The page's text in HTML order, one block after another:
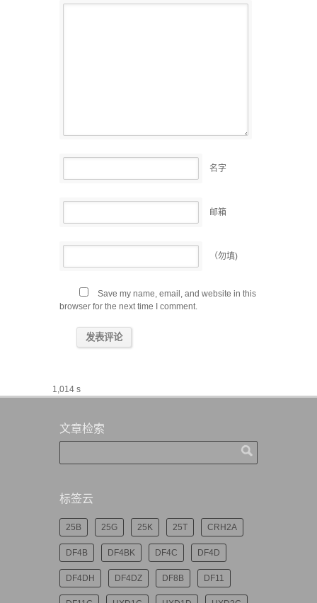
名字
邮箱
（勿填)
Save my name, email, and website in this
browser for the next time I comment.
1,014 s
文章检索
标签云
25B 25G 25K 25T CRH2A
DF4B DF4BK DF4C DF4D
DF4DH DF4DZ DF8B DF11